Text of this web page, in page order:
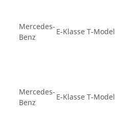
Mercedes-
Benz
E-Klasse T-Model
Mercedes-
Benz
E-Klasse T-Model